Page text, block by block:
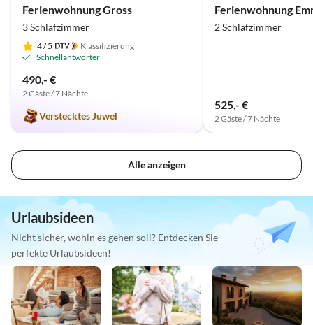
Ferienwohnung Gross
3 Schlafzimmer
4/ 5
Klassifizierung
Schnellantworter
490,- €
2 Gäste / 7 Nächte
Verstecktes Juwel
Ferienwohnung
2 Schlafzimmer
525,- €
2 Gäste / 7 Nächte
Alle anzeigen
Urlaubsideen
Nicht sicher, wohin es gehen soll? Entdecken Sie
perfekte Urlaubsideen!